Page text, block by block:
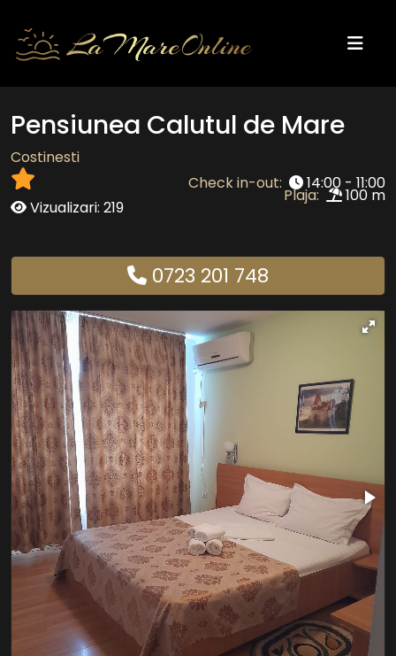
Pensiunea Calutul de Mare
Costinesti
Vizualizari: 219
Plaja: 100 m
Check in-out: 14:00 - 11:00
0723 201 748